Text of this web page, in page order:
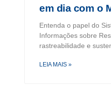
em dia com o
Entenda o papel do
Informações sobre
rastreabilidade e
LEIA MAIS »